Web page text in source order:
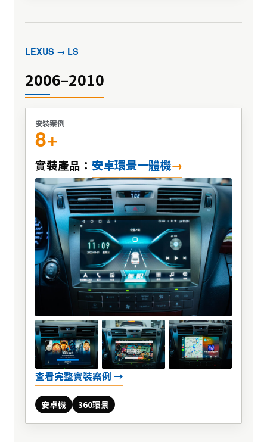
LEXUS → LS
2006–2010
安裝案例
8+
實裝產品： 安卓環景一體機
查看完整實裝案例 →
安卓機 360環景